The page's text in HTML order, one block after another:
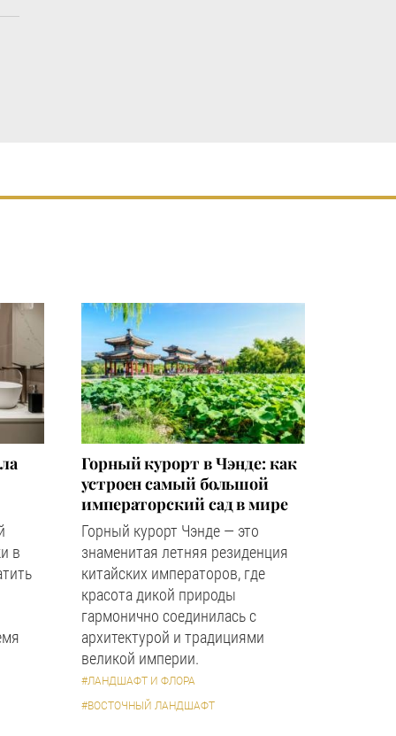
в
Горный курорт в Чэнде: как
устроен самый большой
императорский сад в мире
Горный курорт Чэнде — это
знаменитая летняя резиденция
китайских императоров, где
красота дикой природы
гармонично соединилась с
архитектурой и традициями
великой империи.
#ЛАНДШАФТ И ФЛОРА
#ВОСТОЧНЫЙ ЛАНДШАФТ